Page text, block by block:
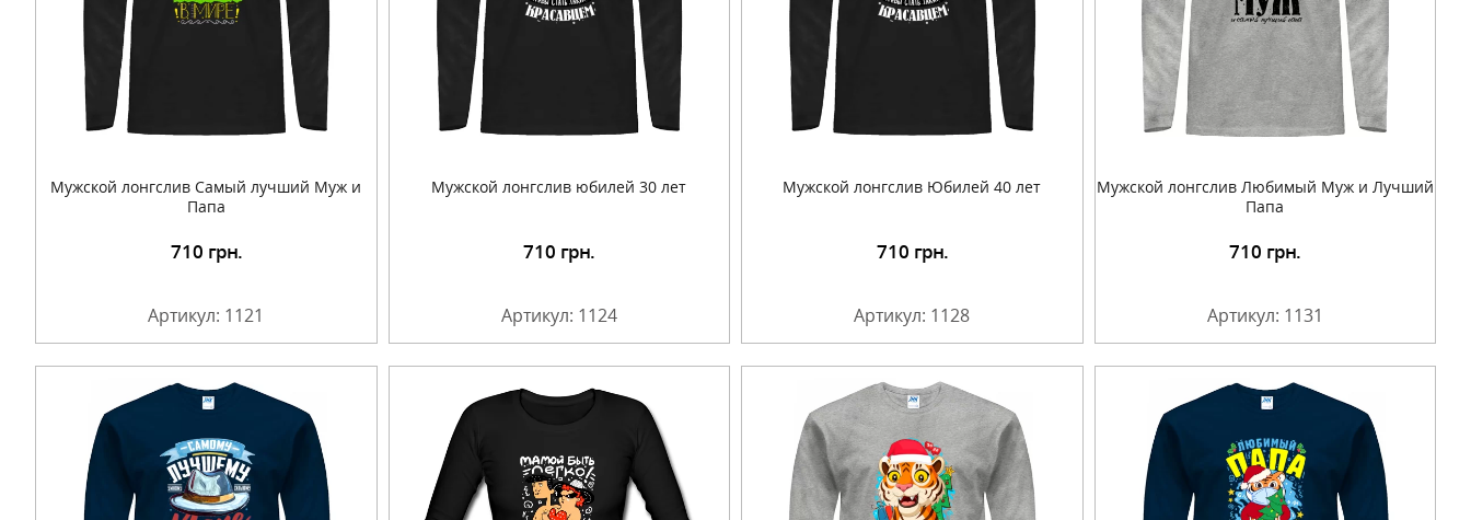
Мужской лонгслив Самый лучший Муж и
Папа
710 грн.
Артикул: 1121
Мужской лонгслив юбилей 30 лет
Подробнее 710 грн.
Артикул: 1124
Мужской лонгслив Юбилей 40 лет
Подробнее 710 грн.
Артикул: 1128
Мужской лонгслив Любимый Муж и Лучший
Папа
Подробнее 710 грн.
Артикул: 1131